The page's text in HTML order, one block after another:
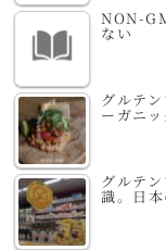
NON-
ない
グルテ
ーガニ
グルテ
識。日